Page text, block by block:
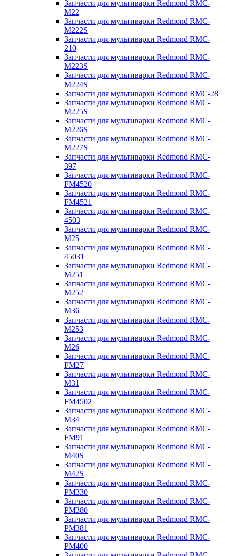
Запчасти для мультиварки Redmond RMC-
M22
Запчасти для мультиварки Redmond RMC-
M222S
Запчасти для мультиварки Redmond RMC-
210
Запчасти для мультиварки Redmond RMC-
M223S
Запчасти для мультиварки Redmond RMC-
M224S
Запчасти для мультиварки Redmond RMC-28
Запчасти для мультиварки Redmond RMC-
M225S
Запчасти для мультиварки Redmond RMC-
M226S
Запчасти для мультиварки Redmond RMC-
M227S
Запчасти для мультиварки Redmond RMC-
397
Запчасти для мультиварки Redmond RMC-
FM4520
Запчасти для мультиварки Redmond RMC-
FM4521
Запчасти для мультиварки Redmond RMC-
4503
Запчасти для мультиварки Redmond RMC-
M25
Запчасти для мультиварки Redmond RMC-
45031
Запчасти для мультиварки Redmond RMC-
M251
Запчасти для мультиварки Redmond RMC-
M252
Запчасти для мультиварки Redmond RMC-
M36
Запчасти для мультиварки Redmond RMC-
M253
Запчасти для мультиварки Redmond RMC-
M26
Запчасти для мультиварки Redmond RMC-
FM27
Запчасти для мультиварки Redmond RMC-
M31
Запчасти для мультиварки Redmond RMC-
FM4502
Запчасти для мультиварки Redmond RMC-
M34
Запчасти для мультиварки Redmond RMC-
FM91
Запчасти для мультиварки Redmond RMC-
M40S
Запчасти для мультиварки Redmond RMC-
M42S
Запчасти для мультиварки Redmond RMC-
PM330
Запчасти для мультиварки Redmond RMC-
PM380
Запчасти для мультиварки Redmond RMC-
PM381
Запчасти для мультиварки Redmond RMC-
PM400